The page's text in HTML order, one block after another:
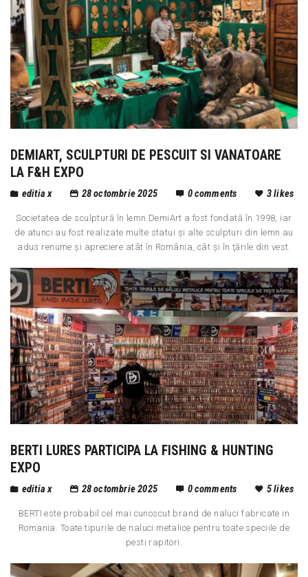
DEMIART, SCULPTURI DE PESCUIT SI VANATOARE
LA F&H EXPO
editia x 28 octombrie 2025 0comments 3likes
Societatea de sculptură în lemn DemiArt a fost fondată în 1998, iar
de atunci au fost realizate multe statui şi alte sculpturi din lemn au
adus renume şi apreciere atât în România, cât și în ţările din vest.
BERTI LURES PARTICIPA LA FISHING & HUNTING
EXPO
editia x 28 octombrie 2025 0comments 5likes
BERTI este probabil cel mai cunoscut brand de naluci fabricate in
Romania. Toate tipurile de naluci metalice pentru toate speciile de
pesti rapitori.